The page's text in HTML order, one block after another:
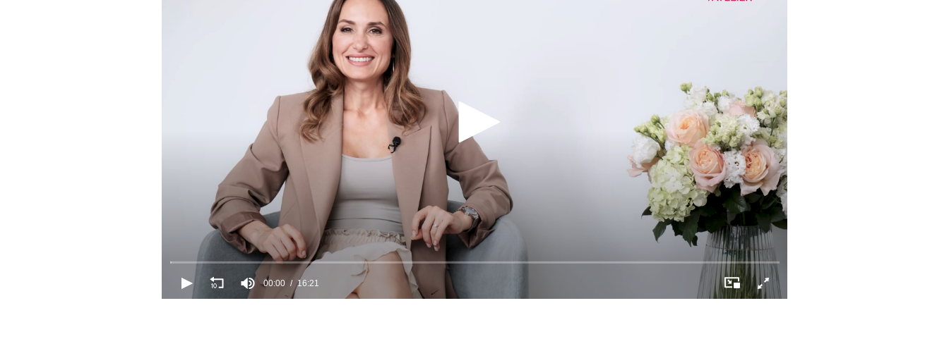
0
00:00 16:21